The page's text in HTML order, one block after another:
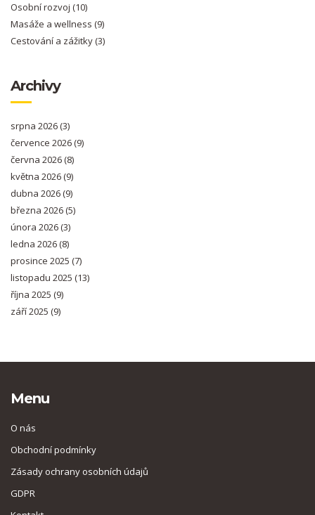
Osobní rozvoj (10)
Masáže a wellness (9)
Cestování a zážitky(3)
Archivy
srpna 2026(3)
července 2026(9)
června 2026(8)
května 2026(9)
dubna 2026(9)
března 2026(5)
února 2026(3)
ledna 2026(8)
prosince 2025 (7)
listopadu 2025 (13)
října 2025 (9)
září 2025 (9)
Menu
O nás
Obchodní podmínky
Zásady ochrany osobních údajů
GDPR